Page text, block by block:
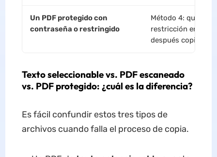
Un PDF protegido con
contraseña o restringido
Método 4: quitar la
restricción en
después copiar
Texto seleccionable vs. PDF escaneado
vs. PDF protegido: ¿cuál es la diferencia?
Es fácil confundir estos tres tipos de
archivos cuando falla el proceso de copia.